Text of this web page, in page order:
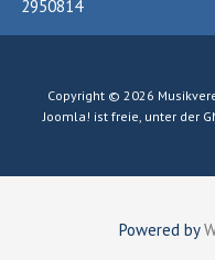
2950814
Copyright © 2026
Joomla! ist freie, unter der
Powered by